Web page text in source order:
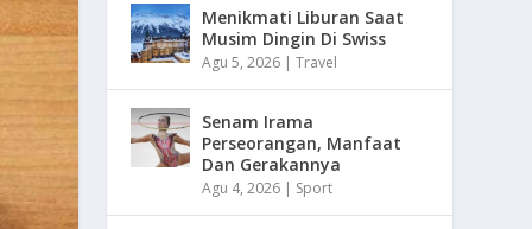
Menikmati Liburan Saat
Musim Dingin Di Swiss
Agu 5, 2026 |Travel
Senam Irama
Perseorangan, Manfaat
Dan Gerakannya
Agu 4, 2026 | Sport